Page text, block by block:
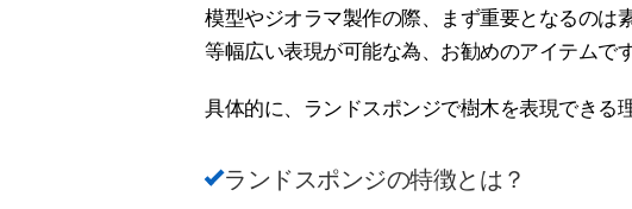
模型やジオラマ製作の際、まず重要となるのは
等幅広い表現が可能な為、お勧めのアイテムです
具体的に、ランドスポンジで樹木を表現できる
ランドスポンジの特徴とは？